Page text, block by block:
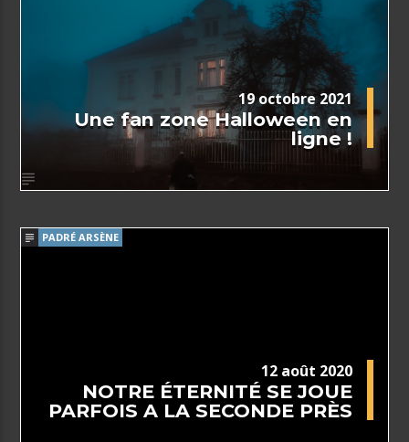
19 octobre 2021
Une fan zone Halloween en
ligne !
PADRÉ ARSÈNE
12 août 2020
NOTRE ÉTERNITÉ SE JOUE
PARFOIS A LA SECONDE PRÈS